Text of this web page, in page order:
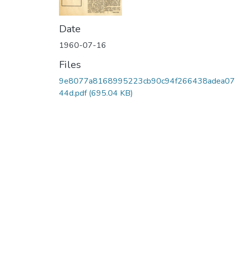
Date
1960-07-16
Files
9e8077a8168995223cb90c94f266438adea07
44d.pdf(695.04 KB)